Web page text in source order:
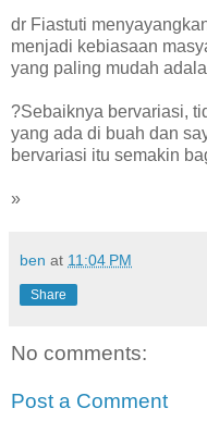
dr Fiastuti
menjadi kebiasaan
yang paling mudah
?Sebaiknya bervariasi,
yang ada di buah dan
bervariasi itu semakin
»
ben at 11:04 PM
Share
No comments:
Post a Comment